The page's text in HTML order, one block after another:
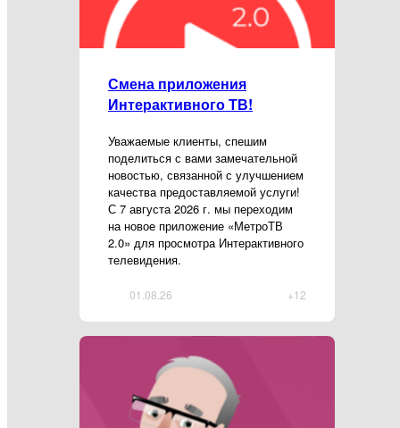
Смена приложения
Интерактивного ТВ!
Уважаемые клиенты, спешим
поделиться с вами замечательной
новостью, связанной с улучшением
качества предоставляемой услуги!
С 7 августа 2026 г. мы переходим
на новое приложение «МетроТВ
2.0» для просмотра Интерактивного
телевидения.
+12
01.08.26